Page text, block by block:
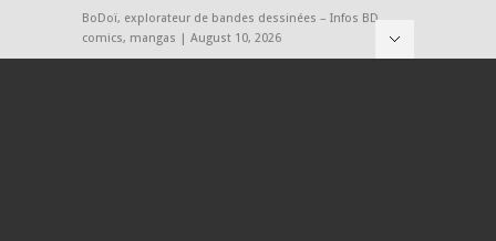
BoDoï, explorateur de bandes dessinées – Infos BD,
comics, mangas | August 10, 2026